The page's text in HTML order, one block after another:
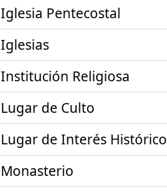
Iglesia Pentecostal
Iglesias
Institución Religiosa
Lugar de Culto
Lugar de Interés Histórico
Monasterio